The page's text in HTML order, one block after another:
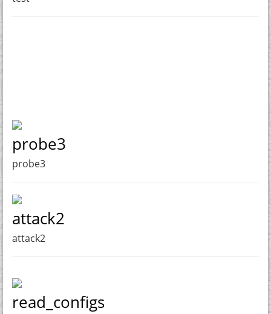
probe3
probe3
attack2
attack2
read_configs